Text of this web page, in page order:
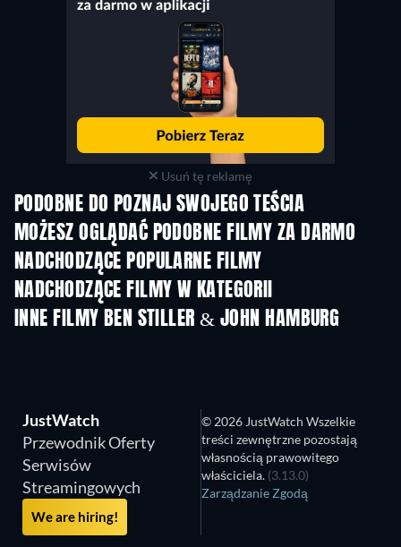
Usuń tę reklamę
PODOBNE DO POZNAJ SWOJEGO TEŚCIA
MOŻESZ OGLĄDAĆ PODOBNE FILMY ZA DARMO
NADCHODZĄCE POPULARNE FILMY
NADCHODZĄCE FILMY W KATEGORII
INNE FILMY BEN STILLER & JOHN HAMBURG
JustWatch
Przewodnik Oferty
Serwisów
Streamingowych
We are hiring!
© 2026 JustWatch Wszelkie
treści zewnętrzne pozostają
własnością prawowitego
właściciela. (3.13.0)
Zarządzanie Zgodą